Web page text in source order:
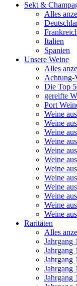
Sekt &
Alles
Italien
Spanien
Unsere Weine
Alles
Achtung-
Die Top
gereifte
Port
Weine
Weine
Weine
Weine
Weine
Weine
Weine
Weine
Weine
Weine
Weine
Weine
Raritäten
Alles
Jahrgang
Jahrgang
Jahrgang
Jahrgang
Jahrgang